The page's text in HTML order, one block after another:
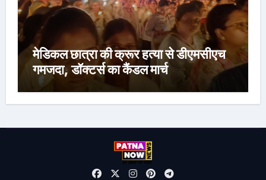
मेडिकल छात्रा की क्रूर हत्या से डीएमसीएच
गमजदा, डॉक्टर्स का कैंडल मार्च